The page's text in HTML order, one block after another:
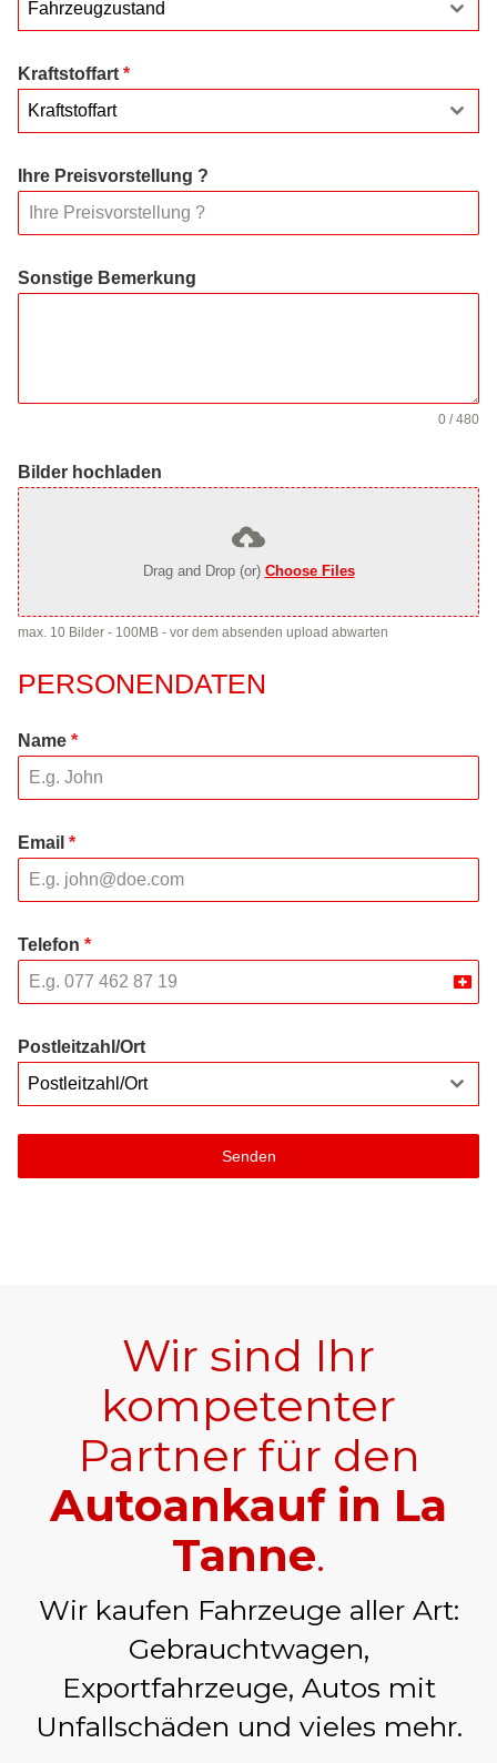
Fahrzeugzustand
Kraftstoffart *
Kraftstoffart
Ihre Preisvorstellung ?
Sonstige Bemerkung
0 / 480
Bilder hochladen
Drag and Drop (or) Choose Files
max. 10 Bilder - 100MB - vor dem absenden upload abwarten
PERSONENDATEN
Name *
Email *
Telefon *
Postleitzahl/Ort
Postleitzahl/Ort
Senden
Wir sind Ihr
kompetenter
Partner für den
Autoankauf in La
Tanne.
Wir kaufen Fahrzeuge aller Art:
Gebrauchtwagen,
Exportfahrzeuge, Autos mit
Unfallschäden und vieles mehr.